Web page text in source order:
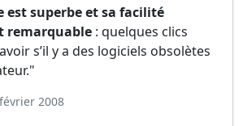
est superbe et sa facilité
remarquable : quelques clics
s’il y a des logiciels obsolètes
2008